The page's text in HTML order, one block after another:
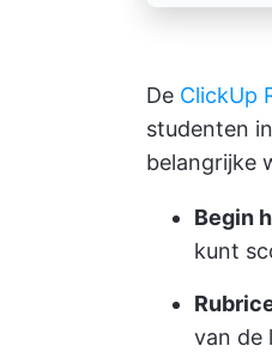
De ClickUp
studenten
belangrijke
Begin
kunt
van de